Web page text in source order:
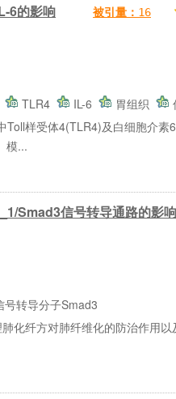
6的影响 被引量： 16
TLR4 IL-6 胃组织
样受体4(TLR4)及白细胞介
模...
Smad3信号转导通路的影响
转导分子Smad3
化纤方对肺纤维化的防治作用